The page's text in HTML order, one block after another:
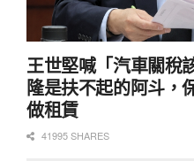
王世堅喊「汽車關稅
隆是扶不起的阿斗，
做租賃
41995 SHARES